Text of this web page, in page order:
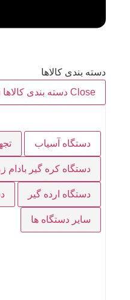
دسته بندی کالاها
Close دسته بندی کالاها
دستگاه آسیاب
دستگاه کره گیر بادام
دستگاه ارده گیر
سایر دستگاه ها